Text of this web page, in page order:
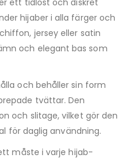
ett tidlöst och diskret
hijaber i alla färger och
jersey eller satin
och elegant bas som
och behåller sin form
tvättar. Den
och slitage, vilket gör den
för daglig användning.
måste i varje hijab-